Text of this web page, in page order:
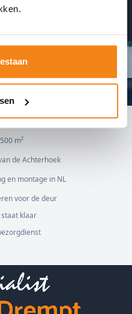
m²
de Achterhoek
en montage in NL
voor de deur
staat klaar